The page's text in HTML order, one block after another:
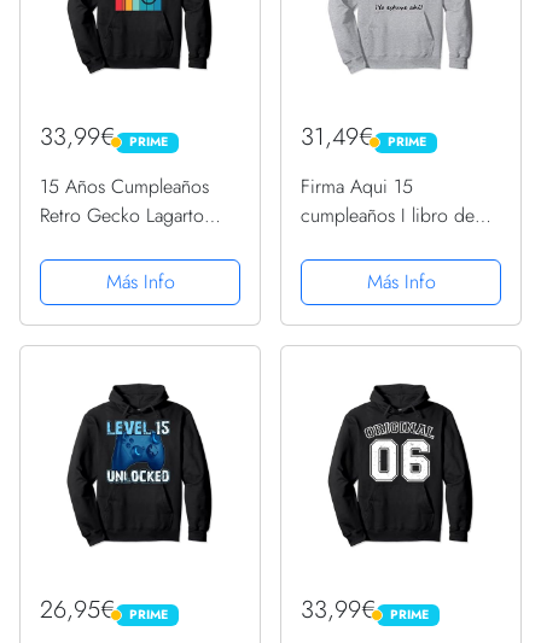
33,99€ PRIME
PRIME
15 Años Cumpleaños
Retro Gecko Lagarto
Sudadera con Capucha
Más Info
31,49€ PRIME
PRIME
Firma Aqui 15
cumpleaños I libro de
CapuchaMás Info
26,95€ PRIME
PRIME 33,99€ PRIME
PRIME